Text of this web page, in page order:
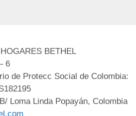
BETHEL
6
de Protecc Social de Colombia:
Loma Linda Popayán, Colombia